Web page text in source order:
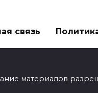
связь
материалов